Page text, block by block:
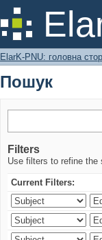
Пошук
ElarK-PNU: головна
Пошук
Filters
Use filters to refine the
Current Filters: